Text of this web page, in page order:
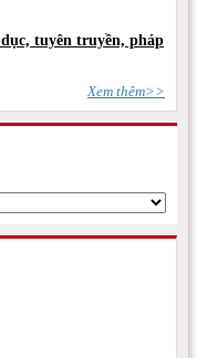
tuyên truyền, pháp
Xem thêm>>